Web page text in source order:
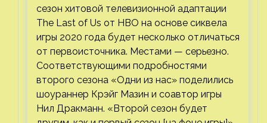
сезон хитовой телевизионной адаптации
The Last of Us от HBO на основе сиквела
игры 2020 года будет несколько отличаться
от первоисточника. Местами — серьезно.
Соответствующими подробностями
второго сезона «Одни из нас» поделились
шоураннер Крэйг Мазин и соавтор игры
Нил Дракманн. «Второй сезон будет